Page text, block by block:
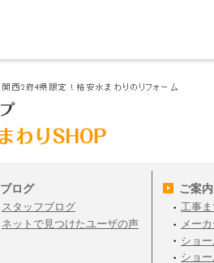
ブログ
スタッフブログ
ネットで見つけたユーザの声
ご案内
工事
メー
ショ
ショ